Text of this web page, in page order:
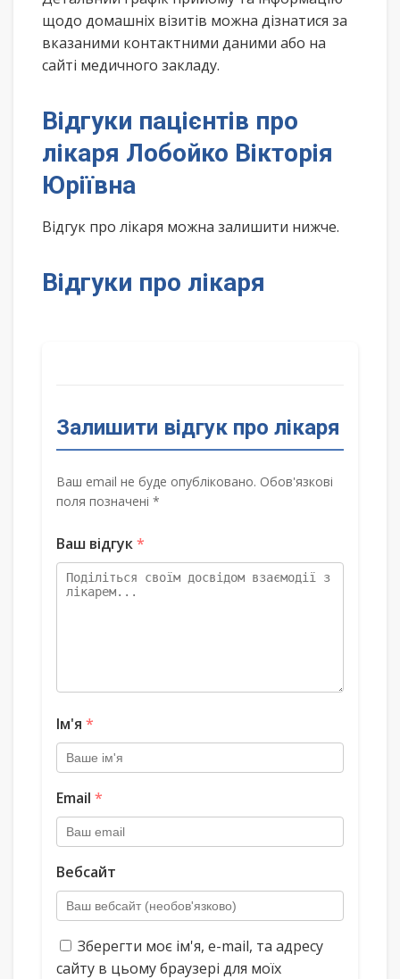
щодо домашніх візитів можна дізнатися за
вказаними контактними даними або на
сайті медичного закладу.
Відгуки пацієнтів про
лікаря Лобойко Вікторія
Юріївна
Відгук про лікаря можна залишити нижче.
Відгуки про лікаря
Залишити відгук про лікаря
Ваш email не буде опубліковано. Обов'язкові
поля позначені *
Ваш відгук*
Ім'я *
Email *
Вебсайт
Зберегти моє ім'я, e-mail, та адресу
сайту в цьому браузері для моїх